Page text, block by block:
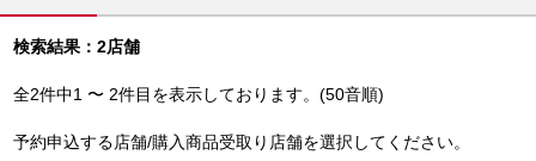
検索結果：2店舗
全2件中1 〜 2件目を表示しております。(50音順)
予約申込する店舗/購入商品受取り店舗を選択してください。